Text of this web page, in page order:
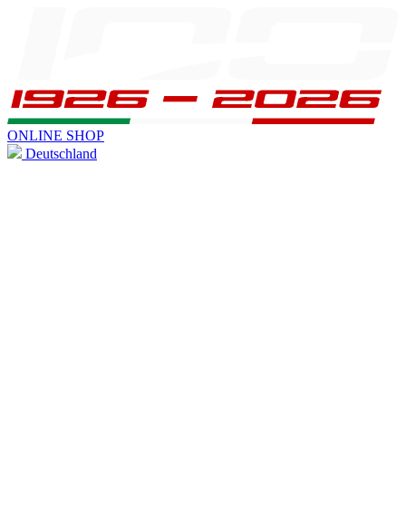
ONLINE SHOP
Deutschland